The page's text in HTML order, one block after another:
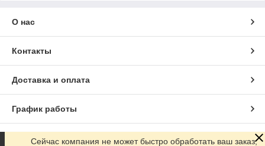
О нас
Контакты
Доставка и оплата
График работы
Полная версия сайта
Сейчас компания не может быстро обработать ваш заказ,